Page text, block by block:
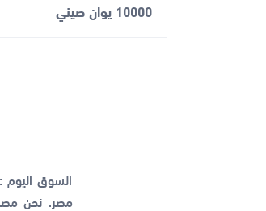
10000 يوان صيني
السوق
مصر. نحن